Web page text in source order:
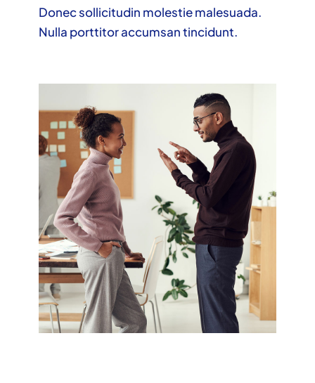
Donec sollicitudin molestie malesuada.
Nulla porttitor accumsan tincidunt.